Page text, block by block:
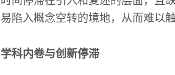
易陷入概念空转的境地，从而难以
学科内卷与创新停滞